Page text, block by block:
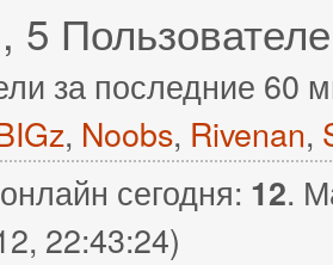
5
за последние 60
, Noobs, Rivenan,
сегодня: 12.
22:43:24)